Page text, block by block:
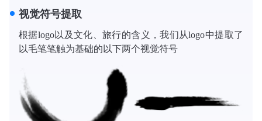
视觉符号提取
根据logo以及文化、旅行的含义，我们从logo中提取了
以毛笔笔触为基础的以下两个视觉符号